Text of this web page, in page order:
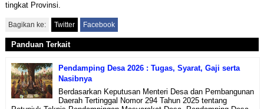
tingkat Provinsi.
Bagikan ke: Twitter Facebook
Panduan Terkait
Pendamping Desa 2026 : Tugas, Syarat, Gaji serta
Nasibnya
Berdasarkan Keputusan Menteri Desa dan Pembangunan
Daerah Tertinggal Nomor 294 Tahun 2025 tentang